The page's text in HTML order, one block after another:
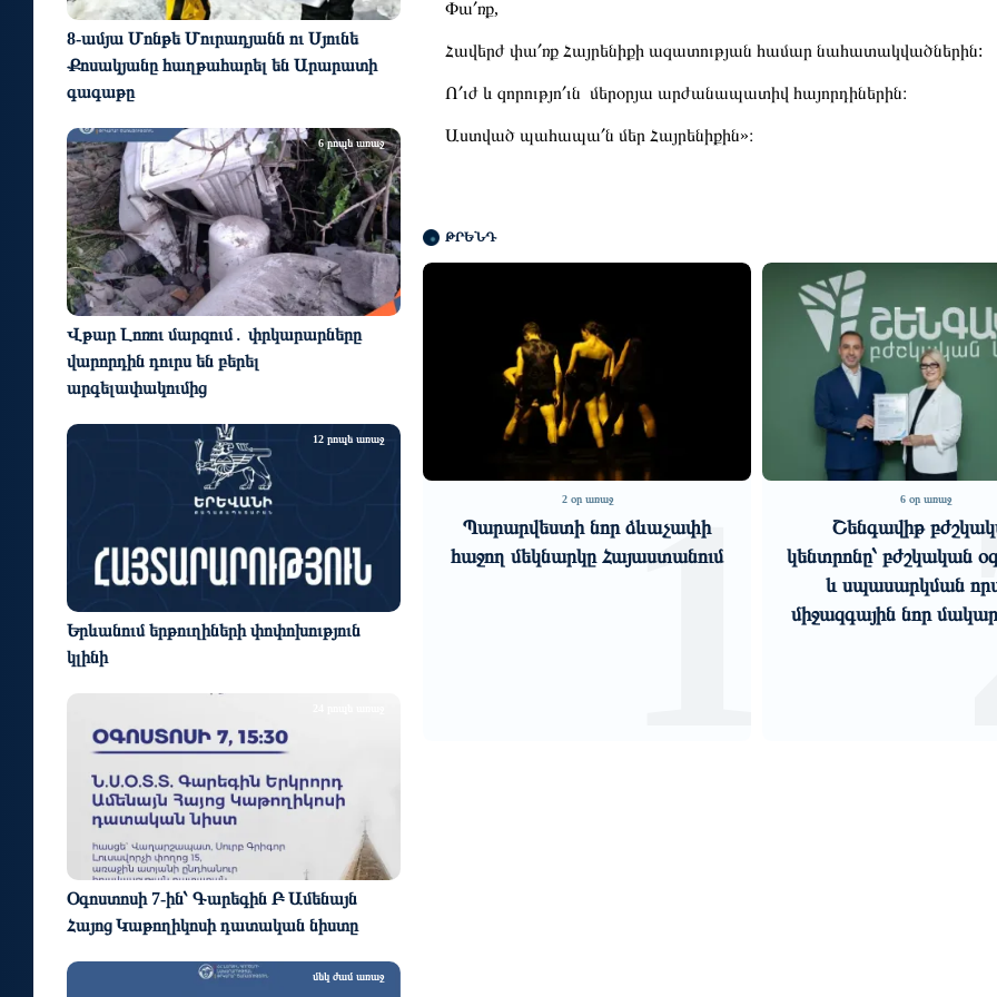
8-ամյա Մոնթե Մուրադյանն ու Սյունե
Քոսակյանը հաղթահարել են Արարատի
գագաթը
Վթար Լոռու մարզում․ փրկարարները
վարորդին դուրս են բերել
արգելափակումից
6 րոպե առաջ
Երևանում երթուղիների փոփոխություն
կլինի
12 րոպե առաջ
Օգոստոսի 7-ին՝ Գարեգին Բ Ամենայն
Հայոց Կաթողիկոսի դատական նիստը
մեկ ժամ առաջ
Փա՛ռք,
Հավերժ փա՛ռք Հայրենիքի ազատության համար նահատակվածներին:
Ո՛ւժ և զորությո՛ւն մերօրյա արժանապատիվ հայորդիներին։
Աստված պահապա՛ն մեր Հայրենիքին»։
ԹՐԵՆԴ
4 օր առաջ
նախագահողից պարզաբանում
պահանջեց Վեհափառի
բացակայության վերաբերյալ
10 2 օր առաջ
Պարարվեստի նոր ձևաչափի
հաջող մեկնարկը Հայաստանում
1 6 օր առաջ
Շենգավիթ
կենտրոնը՝ բժշկական
և սպասարկման
միջազգային նոր